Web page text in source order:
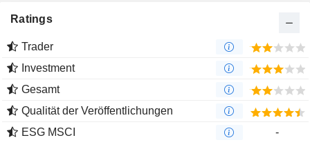
Ratings
Trader
Investment
Gesamt
Qualität der Veröffentlichungen
ESG MSCI
-